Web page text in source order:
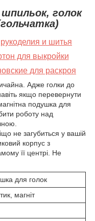
голок
и шитья
для выкройки
для раскроя
Адже голки до
якщо перевернути
подушка для
роботу над
не загубиться у вашій
корпус з
її центрі. Не
для голок
магніт